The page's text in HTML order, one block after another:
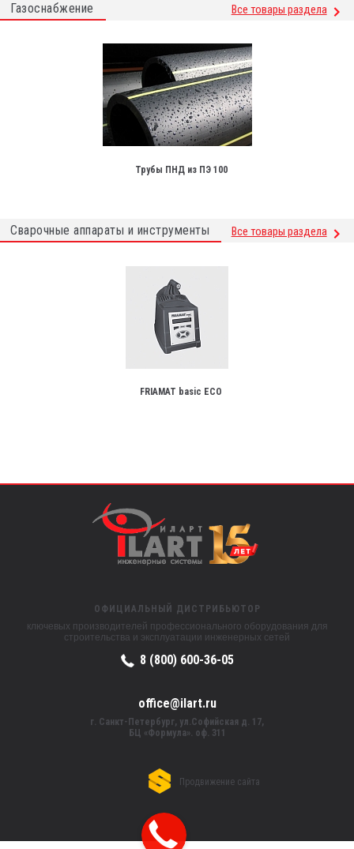
Газоснабжение Все товары раздела
Трубы ПНД из ПЭ 100
Сварочные аппараты и инструменты Все товары раздела
FRIAMAT basic ECO
ОФИЦИАЛЬНЫЙ ДИСТРИБЬЮТОР
ключевых производителей профессионального оборудования для
строительства и эксплуатации инженерных сетей
8 (800) 600-36-05
office@ilart.ru
г. Санкт-Петербург, ул.Софийская д. 17,
БЦ «Формула». оф. 311
Продвижение сайта